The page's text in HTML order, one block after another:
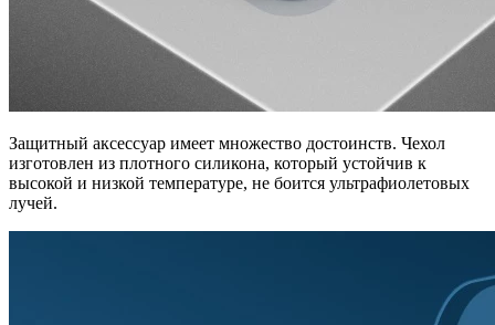
Защитный аксессуар имеет множество достоинств. Чехол
изготовлен из плотного силикона, который устойчив к
высокой и низкой температуре, не боится ультрафиолетовых
лучей.